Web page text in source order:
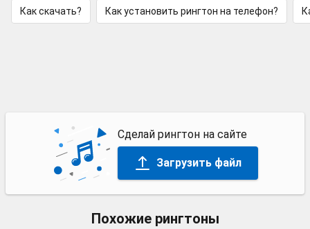
Как скачать? Как установить рингтон на телефон?
Сделай рингтон на сайте
Загрузить файл
Похожие рингтоны